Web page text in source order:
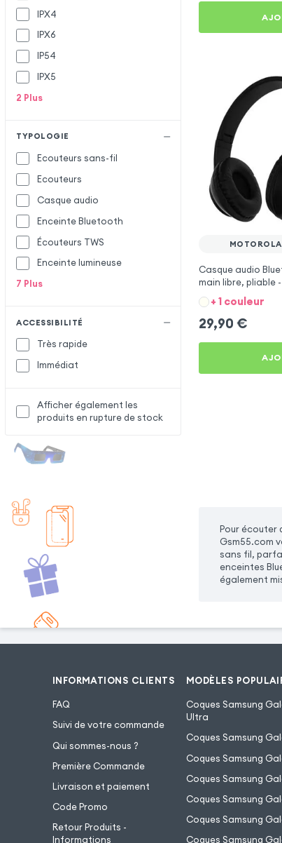
IPX4
IPX6
IP54
IPX5
2 Plus
TYPOLOGIE
Ecouteurs sans-fil
Ecouteurs
Casque audio
Enceinte Bluetooth
Écouteurs TWS
Enceinte lumineuse
7 Plus
ACCESSIBILITÉ
Très rapide
Immédiat
Afficher également les
produits en rupture de stock
Casque audio
main libre, pliable
Motorola Moto
+ 1 couleur
29,90 €
Pour écouter
Gsm55.com
sans fil,
enceintes
également
INFORMATIONS CLIENTS
FAQ
Suivi de votre commande
Qui sommes-nous ?
Première Commande
Livraison et paiement
Code Promo
Retour Produits -
Informations
MODÈLES
Coques Samsung
Ultra
Coques Samsung
Coques Samsung
Coques Samsung
Coques Samsung
Coques Samsung
Coques Samsung